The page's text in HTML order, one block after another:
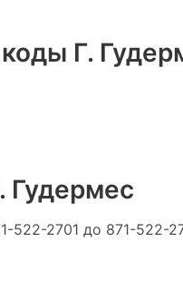
Г.
Гудермес
522-2701 до 871-522-